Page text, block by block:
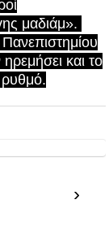
μαδιάμ».
και το
ρυθμό.
›